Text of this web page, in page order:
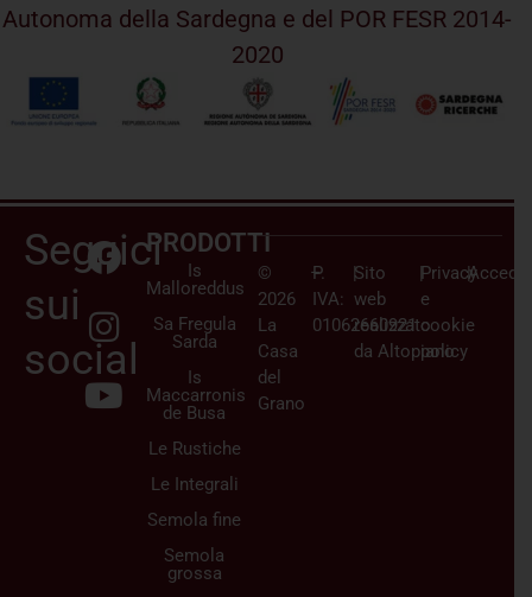
Autonoma della Sardegna e del POR FESR 2014-
2020
Seguici
sui
social
PRODOTTI
Is
Malloreddus
Sa Fregula
Sarda
Is
Maccarronis
de Busa
Le Rustiche
Le Integrali
Semola fine
Semola
grossa
©
2026
La
Casa
del
Grano
–
P.
IVA:
01062660921
|Sito
web
realizzato
da Altopiano
|Privacy
e
cookie
policy
|